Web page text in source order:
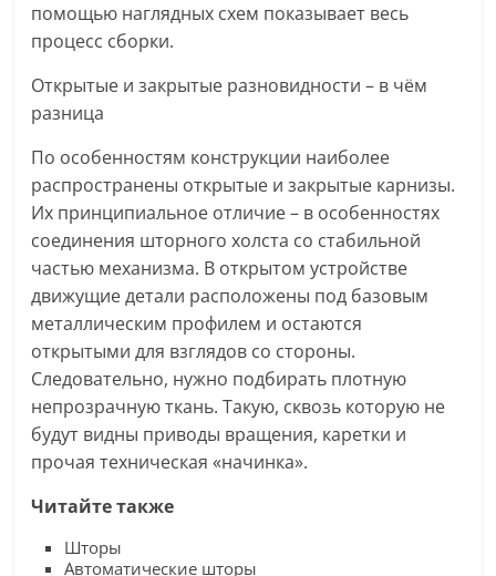
помощью наглядных схем показывает весь
процесс сборки.
Открытые и закрытые разновидности – в чём
разница
По особенностям конструкции наиболее
распространены открытые и закрытые карнизы.
Их принципиальное отличие – в особенностях
соединения шторного холста со стабильной
частью механизма. В открытом устройстве
движущие детали расположены под базовым
металлическим профилем и остаются
открытыми для взглядов со стороны.
Следовательно, нужно подбирать плотную
непрозрачную ткань. Такую, сквозь которую не
будут видны приводы вращения, каретки и
прочая техническая «начинка».
Читайте также
Шторы
Автоматические шторы